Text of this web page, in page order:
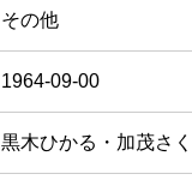
その他
1964-09-00
黒木ひかる・加茂さ